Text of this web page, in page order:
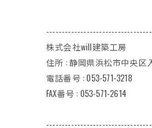
株式会社will建築工房
住所 : 静岡県浜松市中央区
電話番号 : 053-571-3218
FAX番号 : 053-571-2614